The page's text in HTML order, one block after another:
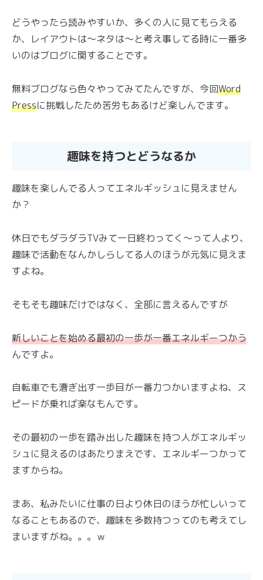
どうやったら読みやすいか、多くの人に見てもらえる
か、レイアウトは～ネタは～と考え事してる時に一番多
いのはブログに関することです。
無料ブログなら色々やってみてたんですが、今回Word
Pressに挑戦したため苦労もあるけど楽しんでます。
趣味を持つとどうなるか
趣味を楽しんでる人ってエネルギッシュに見えません
か？
休日でもダラダラTVみて一日終わってく～って人より、
趣味で活動をなんかしらしてる人のほうが元気に見えま
すよね。
そもそも趣味だけではなく、全部に言えるんですが
新しいことを始める最初の一歩が一番エネルギーつかう
んですよ。
自転車でも漕ぎ出す一歩目が一番力つかいますよね、ス
ピードが乗れば楽なもんです。
その最初の一歩を踏み出した趣味を持つ人がエネルギッ
シュに見えるのはあたりまえです、エネルギーつかって
ますからね。
まあ、私みたいに仕事の日より休日のほうが忙しいって
なることもあるので、趣味を多数持つってのも考えてし
まいますがね。。。ｗ